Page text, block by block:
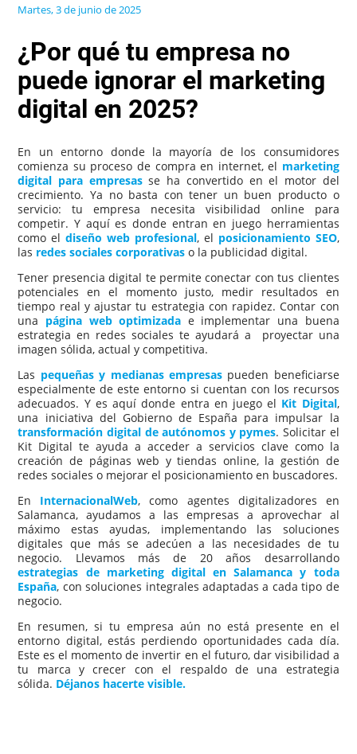
Martes, 3 de junio de 2025
¿Por qué tu empresa no
puede ignorar el marketing
digital en 2025?
En un entorno donde la mayoría de los consumidores
comienza su proceso de compra en internet, el marketing
digital para empresasse ha convertido en el motor del
crecimiento. Ya no basta con tener un buen producto o
servicio: tu empresa necesita visibilidad online para
competir. Y aquí es donde entran en juego herramientas
como el diseño web profesional, el posicionamiento SEO,
las redes sociales corporativas o la publicidad digital.
Tener presencia digital te permite conectar con tus clientes
potenciales en el momento justo, medir resultados en
tiempo real y ajustar tu estrategia con rapidez. Contar con
una página web optimizada e implementar una buena
estrategia en redes sociales te ayudará a proyectar una
imagen sólida, actual y competitiva.
Las pequeñas y medianas empresaspueden beneficiarse
especialmente de este entorno si cuentan con los recursos
adecuados. Y es aquí donde entra en juego el Kit Digital,
una iniciativa del Gobierno de España para impulsar la
transformación digital de autónomos y pymes. Solicitar el
Kit Digital te ayuda a acceder a servicios clave como la
creación de páginas web y tiendas online, la gestión de
redes sociales o mejorar el posicionamiento en buscadores.
En InternacionalWeb, como agentes digitalizadores en
Salamanca, ayudamos a las empresas a aprovechar al
máximo estas ayudas, implementando las soluciones
digitales que más se adecúen a las necesidades de tu
negocio. Llevamos más de 20 años desarrollando
estrategias de marketing digital en Salamanca y toda
España, con soluciones integrales adaptadas a cada tipo de
negocio.
En resumen, si tu empresa aún no está presente en el
entorno digital, estás perdiendo oportunidades cada día.
Este es el momento de invertir en el futuro, dar visibilidad a
tu marca y crecer con el respaldo de una estrategia
sólida. Déjanos hacerte visible.